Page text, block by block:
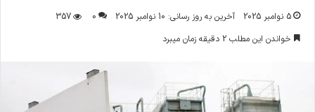
5 نوامبر 2025 آخرین به روز رسانی: 10 نوامبر 2025 0
357
خواندن این مطلب 2 دقیقه زمان میبرد